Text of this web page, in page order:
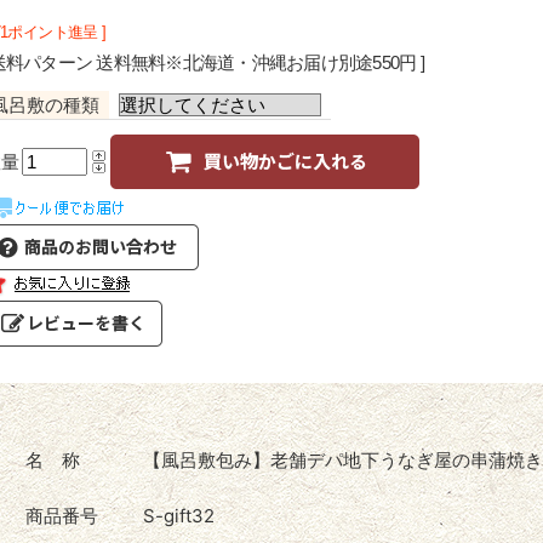
ポイント進呈 ]
料パターン 送料無料※北海道・沖縄お届け別途550円 ]
呂敷の種類
名 称 【風呂敷包み】老舗デパ地下うなぎ屋の串蒲焼
商品番号 S-gift32